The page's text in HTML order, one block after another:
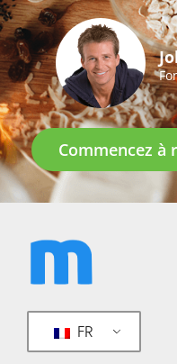
Commencez à
FR